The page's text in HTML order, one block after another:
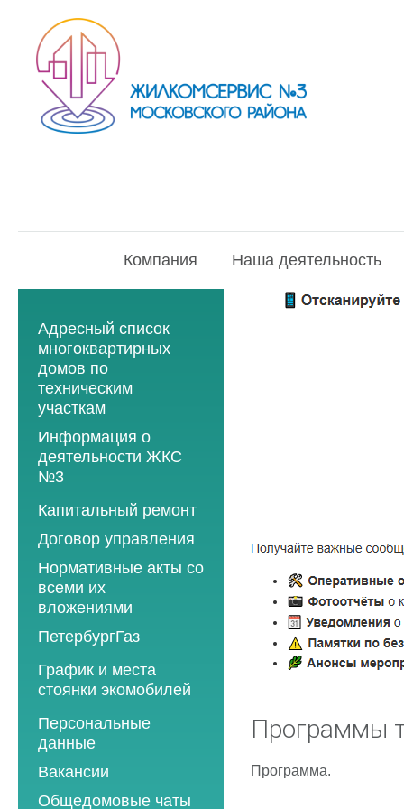
Компания Наша деятельность
Адресный список
многоквартирных
домов по
техническим
участкам
Информация о
деятельности ЖКС
№3
Программы
2013 год
2014 год
2015 год
2016 год
2017 год
2018 год
Капитальный ремонт
Договор управления
Нормативные акты со
всеми их
вложениями
ПетербургГаз
2018 год
2019 год
2020 год
2021 год
2022 год
График и места
стоянки экомобилей
2019 год
2020 год
2021 год
2022 год
Персональные
данные
Вакансии
Общедомовые чаты
Программы
Программа.